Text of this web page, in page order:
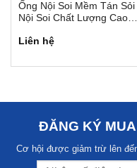
Ống Nội Soi Mềm Tán Sỏi
Nội Soi Chất Lượng Cao
Liên hệ
ĐĂNG KÝ
Cơ hội được giảm trừ lên